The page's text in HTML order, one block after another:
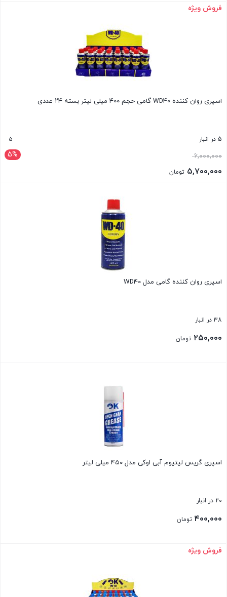
قیمت
بستن
فروش ویژه
اسپری روان کننده WD40 گامی حجم ۴۰۰ میلی لیتر بسته ۲۴ عددی
5 در انبار 5
5% ۶,۰۰۰,۰۰۰قیمت
اصلی:۵,۷۰۰,۰۰۰ تومان
اسپری روان کننده گامی مدل WD40
38 در انبار
۲۵۰,۰۰۰ تومان
اسپری گریس لیتیوم آبی اوکی مدل ۴۵۰ میلی لیتر
20 در انبار
۴۰۰,۰۰۰ تومان
بستن
فروش ویژه